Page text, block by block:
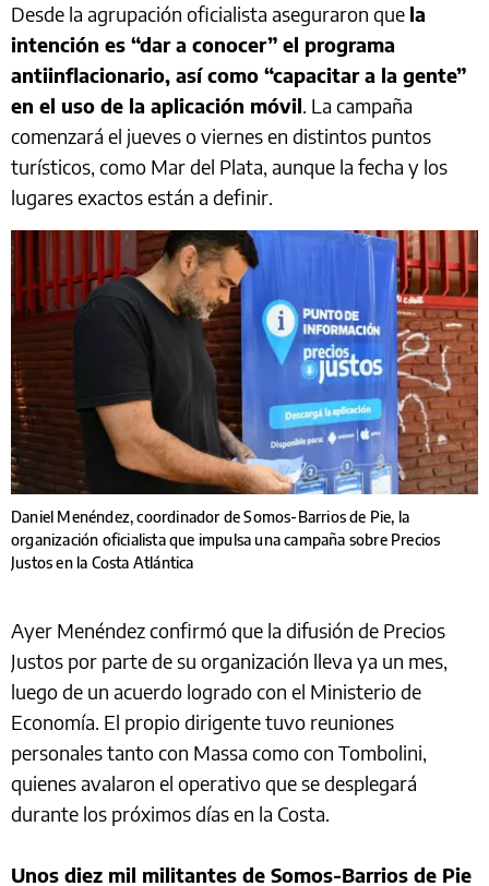
Desde la agrupación oficialista aseguraron que la
intención es “dar a conocer” el programa
antiinflacionario, así como “capacitar a la gente”
en el uso de la aplicación móvil. La campaña
comenzará el jueves o viernes en distintos puntos
turísticos, como Mar del Plata, aunque la fecha y los
lugares exactos están a definir.
Daniel Menéndez, coordinador de Somos-Barrios de Pie, la
organización oficialista que impulsa una campaña sobre Precios
Justos en la Costa Atlántica
Ayer Menéndez confirmó que la difusión de Precios
Justos por parte de su organización lleva ya un mes,
luego de un acuerdo logrado con el Ministerio de
Economía. El propio dirigente tuvo reuniones
personales tanto con Massa como con Tombolini,
quienes avalaron el operativo que se desplegará
durante los próximos días en la Costa.
Unos diez mil militantes de Somos-Barrios de Pie